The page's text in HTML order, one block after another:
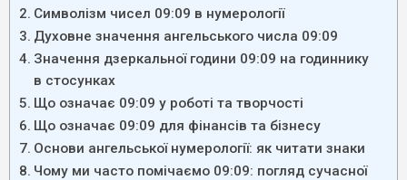
Символізм чисел 09:09 в нумерології
Духовне значення ангельського числа 09:09
Значення дзеркальної години 09:09 на годиннику
в стосунках
Що означає 09:09 у роботі та творчості
Що означає 09:09 для фінансів та бізнесу
Основи ангельської нумерології: як читати знаки
Чому ми часто помічаємо 09:09: погляд сучасної